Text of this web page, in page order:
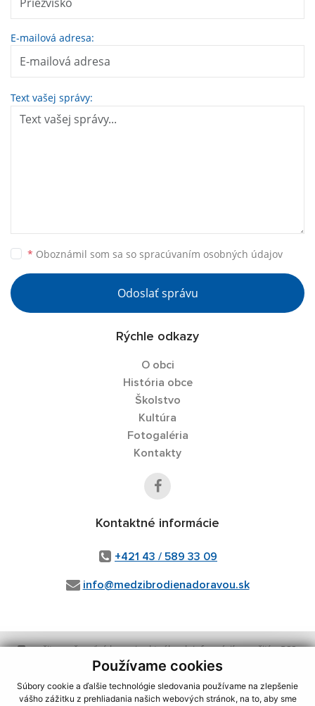
Používame cookies
Súbory cookie a ďalšie technológie sledovania používame na zlepšenie
vášho zážitku z prehliadania našich webových stránok, na to, aby sme
E-mailová adresa:
Text vašej správy:
* Oboznámil som sa so spracúvaním osobných údajov
Odoslať správu
Rýchle odkazy
O obci
História obce
Školstvo
Kultúra
Fotogaléria
Kontakty
Kontaktné informácie
+421 43 / 589 33 09
info@medzibrodienadoravou.sk
využite možnosť získavania aktuálnych informácií s využitím RSS,
CMS systém (redakčný) systém ECHELON 2,Mapa stránok
s.r.o.,technický prevádzkovateľ